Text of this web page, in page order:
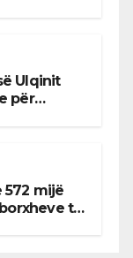
Ulqinit
për
572 mijë
të